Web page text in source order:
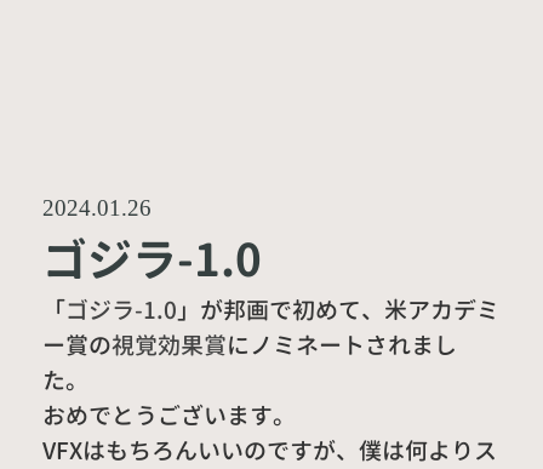
2024.01.26
ゴジラ-1.0
「ゴジラ-1.0」が邦画で初めて、米アカデミ
ー賞の視覚効果賞にノミネートされまし
た。
おめでとうございます。
VFXはもちろんいいのですが、僕は何よりス